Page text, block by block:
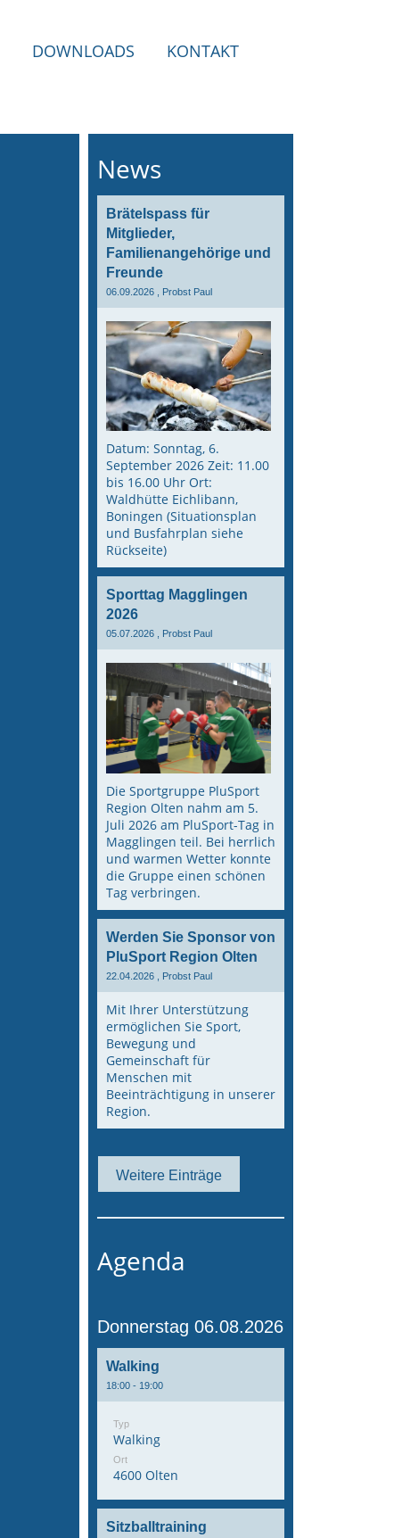
DOWNLOADS
KONTAKT
News
Brätelspass für
Mitglieder,
Familienangehörige und
Freunde
06.09.2026 , Probst Paul
Datum: Sonntag, 6.
September 2026 Zeit: 11.00
bis 16.00 Uhr Ort:
Waldhütte Eichlibann,
Boningen (Situationsplan
und Busfahrplan siehe
Rückseite)
Sporttag Magglingen
2026
05.07.2026 , Probst Paul
Die Sportgruppe PluSport
Region Olten nahm am 5.
Juli 2026 am PluSport-Tag in
Magglingen teil. Bei herrlich
und warmen Wetter konnte
die Gruppe einen schönen
Tag verbringen.
Werden Sie Sponsor von
PluSport Region Olten
22.04.2026 , Probst Paul
Mit Ihrer Unterstützung
ermöglichen Sie Sport,
Bewegung und
Gemeinschaft für
Menschen mit
Beeinträchtigung in unserer
Region.
Weitere Einträge
Agenda
Donnerstag 06.08.2026
Walking
18:00 - 19:00
Typ
Walking
Ort
4600 Olten
Sitzballtraining